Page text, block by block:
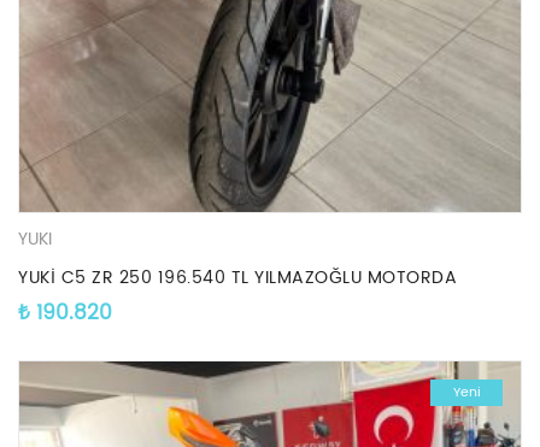
YUKI
YUKİ C5 ZR 250 196.540 TL YILMAZOĞLU MOTORDA
₺ 190.820
Yeni